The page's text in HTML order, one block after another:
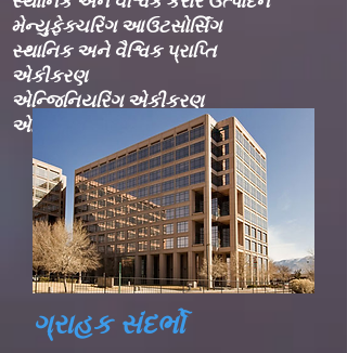
મેન્યુફેક્ચરિંગ આઉટસોર્સિંગ
સ્થાનિક અને વૈશ્વિક પ્રાપ્તિ
એકીકરણ​
એન્જિનિયરિંગ એકીકરણ​
એન્જિનિયરિંગ સેવાઓ
ગ્રાહક સંદર્ભો